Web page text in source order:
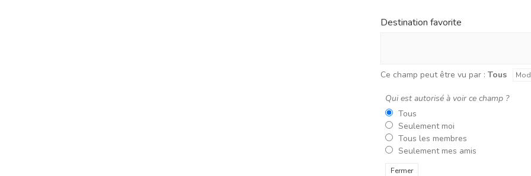
Destination favorite
Ce champ peut être vu par : Tous
Qui est autorisé à voir ce champ ?
Tous
Seulement moi
Tous les membres
Seulement mes amis
Fermer